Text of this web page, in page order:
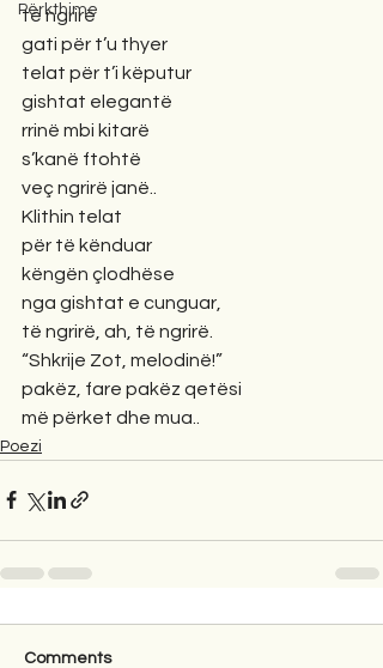
Përkthime
të ngrirë
gati për t’u thyer
telat për t’i këputur
gishtat elegantë
rrinë mbi kitarë
s’kanë ftohtë
veç ngrirë janë..
Klithin telat
për të kënduar
këngën çlodhëse
nga gishtat e cunguar,
të ngrirë, ah, të ngrirë.
“Shkrije Zot, melodinë!”
pakëz, fare pakëz qetësi
më përket dhe mua..
Poezi
Comments